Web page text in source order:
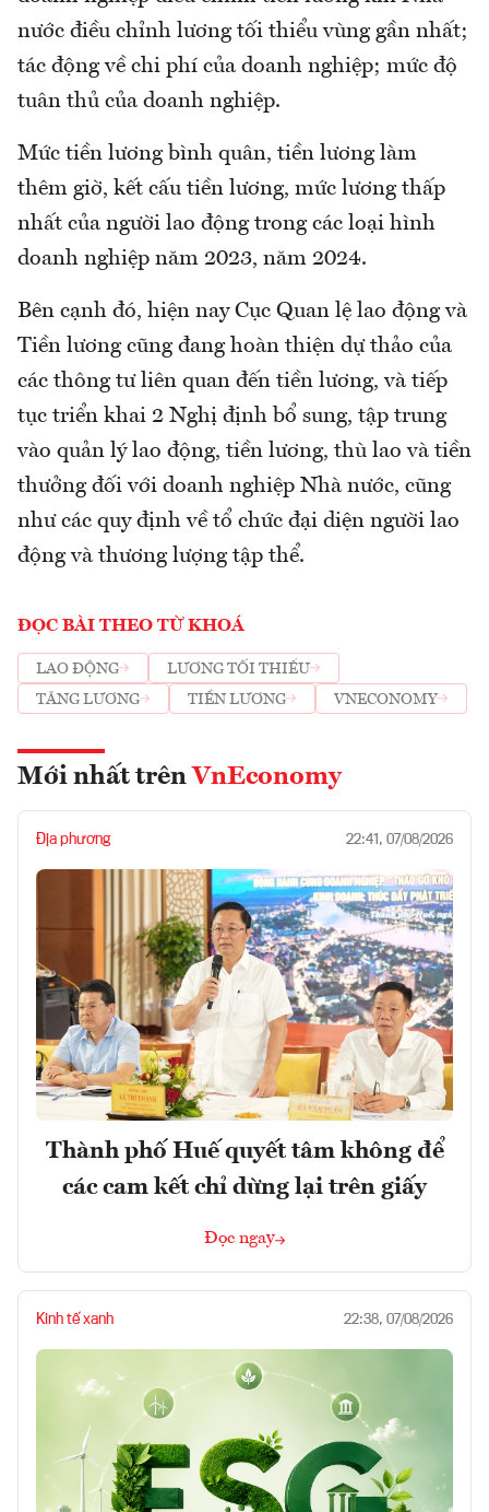
nước điều chỉnh lương tối thiểu vùng gần nhất;
tác động về chi phí của doanh nghiệp; mức độ
tuân thủ của doanh nghiệp.
Mức tiền lương bình quân, tiền lương làm
thêm giờ, kết cấu tiền lương, mức lương thấp
nhất của người lao động trong các loại hình
doanh nghiệp năm 2023, năm 2024.
Bên cạnh đó, hiện nay Cục Quan lệ lao động và
Tiền lương cũng đang hoàn thiện dự thảo của
các thông tư liên quan đến tiền lương, và tiếp
tục triển khai 2 Nghị định bổ sung, tập trung
vào quản lý lao động, tiền lương, thù lao và tiền
thưởng đối với doanh nghiệp Nhà nước, cũng
như các quy định về tổ chức đại diện người lao
động và thương lượng tập thể.
ĐỌC BÀI THEO TỪ KHOÁ
LAO ĐỘNG
LƯƠNG TỐI THIỂU
TĂNG LƯƠNG
TIỀN LƯƠNG VNECONOMY
Mới nhất trên VnEconomy
Địa phương 22:41, 07/08/2026
Thành phố Huế quyết tâm không để
các cam kết chỉ dừng lại trên giấy
Đọc ngay
Kinh tế xanh 22:38, 07/08/2026